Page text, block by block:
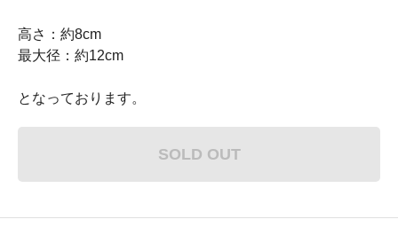
高さ：約8cm
最大径：約12cm
となっております。
SOLD OUT